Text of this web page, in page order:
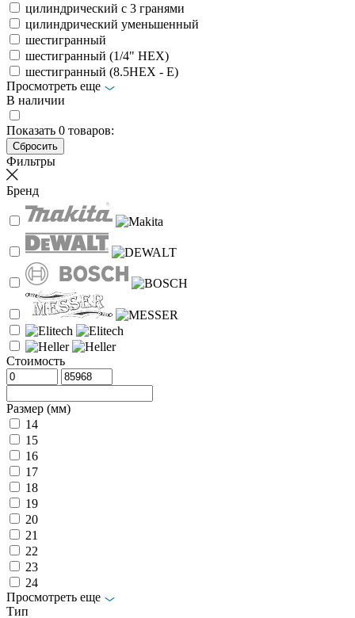
цилиндрический с 3 гранями
цилиндрический уменьшенный
шестигранный
шестигранный (1/4" HEX)
шестигранный (8.5HEX - E)
Просмотреть еще
В наличии
Показать 0 товаров:
Фильтры
Бренд
Стоимость
Размер (мм)
14
15
16
17
18
19
20
21
22
23
24
Просмотреть еще
Тип